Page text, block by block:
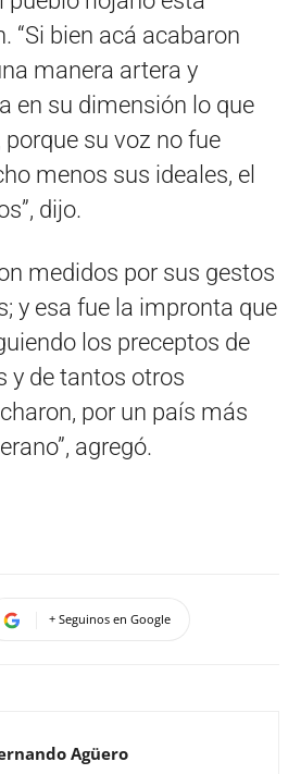
“Si bien acá acabaron
manera artera y
en su dimensión lo que
su voz no fue
menos sus ideales, el
dijo.
medidos por sus gestos
y esa fue la impronta que
los preceptos de
y de tantos otros
por un país más
agregó.
+ Seguinos en Google
Agüero